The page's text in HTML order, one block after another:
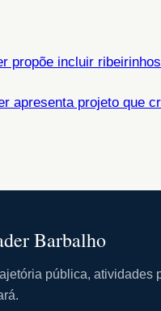
propõe incluir
apresenta projeto que
Barbalho
pública, atividades